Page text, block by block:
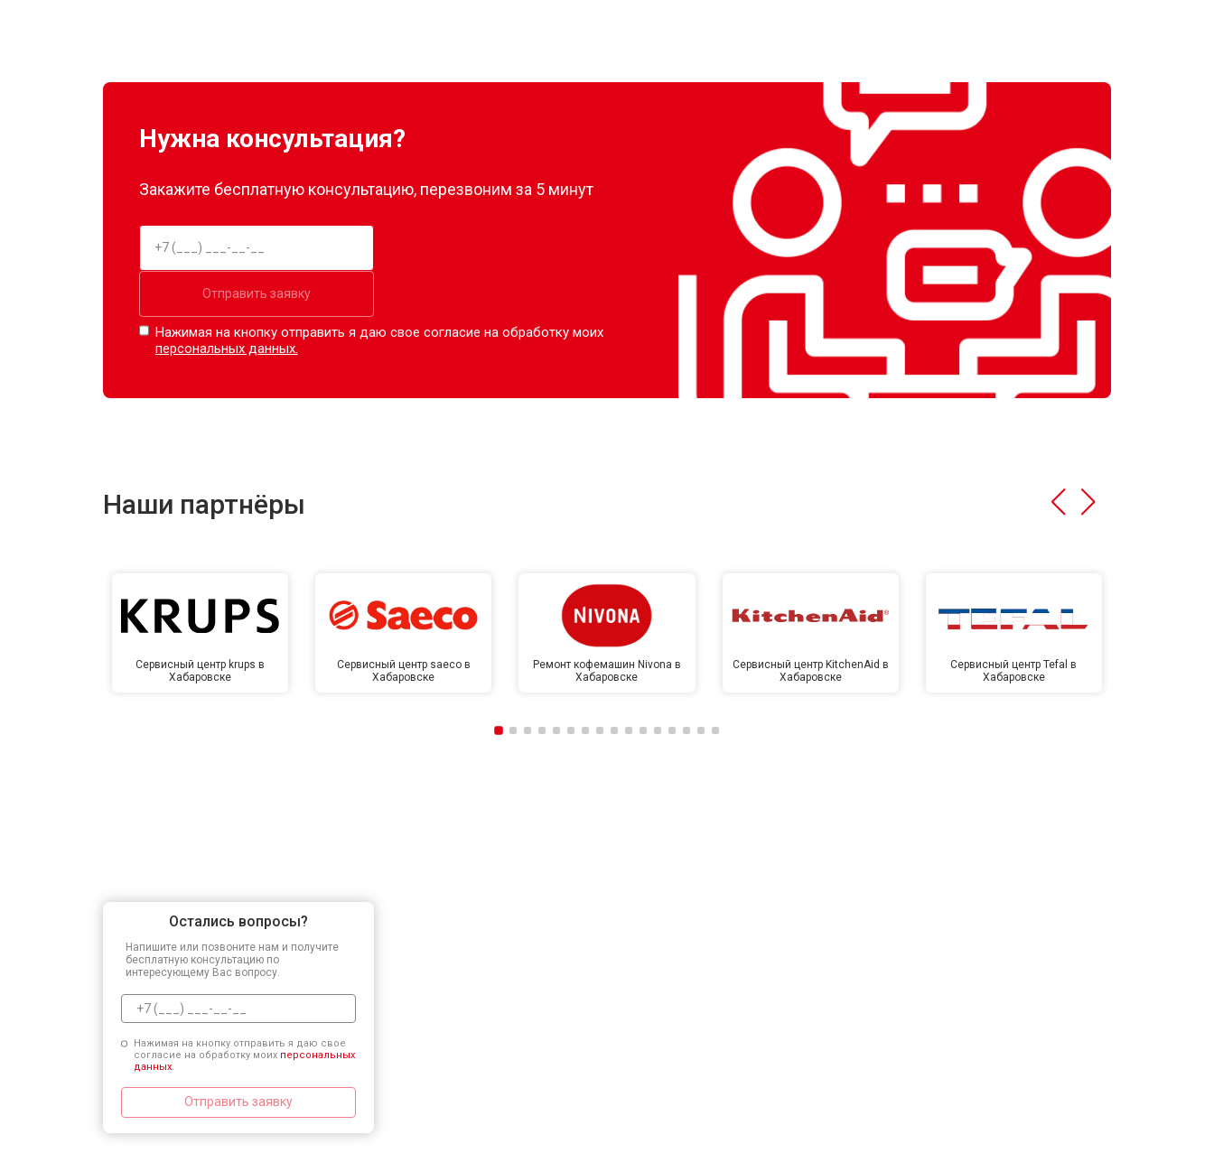
Нужна консультация?
Закажите бесплатную консультацию, перезвоним за 5 минут
Отправить заявку
Нажимая на кнопку отправить я даю свое согласие на обработку моих
персональных данных.
Наши партнёры
Сервисный центр krups в
Хабаровске
Сервисный центр saeco в
Хабаровске
Ремонт кофемашин Nivona в
Хабаровске
Сервисный центр KitchenAid в
Хабаровске
Сервисный центр Tefal в
Хабаровске
Остались вопросы?
Напишите или позвоните нам и получите
бесплатную консультацию по
интересующему Вас вопросу.
Нажимая на кнопку отправить я даю свое
согласие на обработку моих персональных
данных.
Отправить заявку